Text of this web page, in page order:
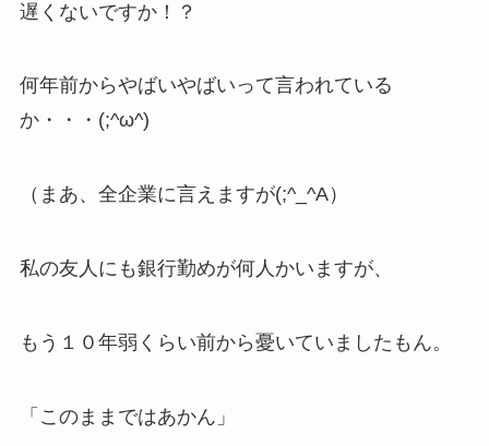
遅くないですか！？
何年前からやばいやばいって言われている
か・・・(;^ω^)
（まあ、全企業に言えますが(;^_^A）
私の友人にも銀行勤めが何人かいますが、
もう１０年弱くらい前から憂いていましたもん。
「このままではあかん」